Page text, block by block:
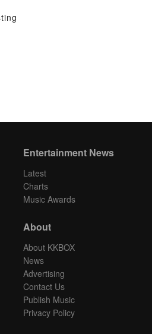
Entertainment News
Latest
Charts
Music Awards
About
About KKBOX
News
Advertising
Contact Us
Publish Music
Privacy Policy